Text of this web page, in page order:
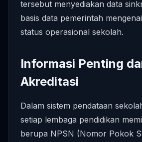
tersebut menyediakan data
basis data pemerintah
status operasional sekolah.
Informasi Penting
Akreditasi
Dalam sistem pendataan
setiap lembaga pendidikan
berupa NPSN (Nomor Pokok